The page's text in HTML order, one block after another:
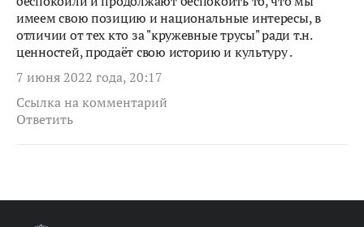
имеем свою позицию и национальные интересы, в
отличии от тех кто за "кружевные трусы" ради т.н.
ценностей, продаёт свою историю и культуру .
7 июня 2022 года, 20:17
Ссылка на комментарий
Ответить